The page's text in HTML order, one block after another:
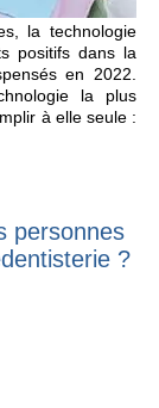
la technologie
positifs dans la
en 2022.
la plus
à elle seule :
personnes
?